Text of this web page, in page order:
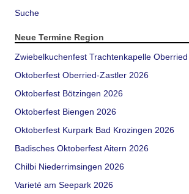
Suche
Neue Termine Region
Zwiebelkuchenfest Trachtenkapelle
Oktoberfest Oberried-Zastler 2026
Oktoberfest Bötzingen 2026
Oktoberfest Biengen 2026
Oktoberfest Kurpark Bad Krozingen 2026
Badisches Oktoberfest Aitern 2026
Chilbi Niederrimsingen 2026
Varieté am Seepark 2026